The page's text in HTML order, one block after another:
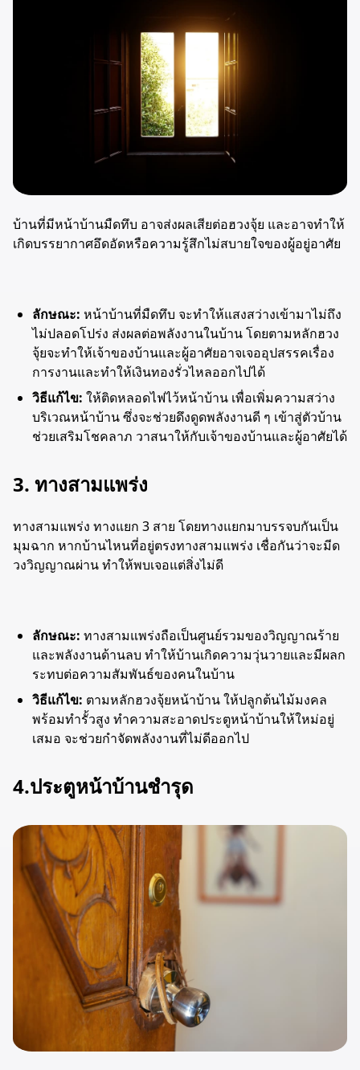
บ้านที่มีหน้าบ้านมืดทึบ อาจส่งผลเสียต่อฮวงจุ้ย และอาจทำให้
เกิดบรรยากาศอึดอัดหรือความรู้สึกไม่สบายใจของผู้อยู่อาศัย
ลักษณะ: หน้าบ้านที่มืดทึบ จะทำให้แสงสว่างเข้ามาไม่ถึง
ไม่ปลอดโปร่ง ส่งผลต่อพลังงานในบ้าน โดยตามหลักฮวง
จุ้ยจะทำให้เจ้าของบ้านและผู้อาศัยอาจเจออุปสรรคเรื่อง
การงานและทำให้เงินทองรั่วไหลออกไปได้
วิธีแก้ไข: ให้ติดหลอดไฟไว้หน้าบ้าน เพื่อเพิ่มความสว่าง
บริเวณหน้าบ้าน ซึ่งจะช่วยดึงดูดพลังงานดี ๆ เข้าสู่ตัวบ้าน
ช่วยเสริมโชคลาภ วาสนาให้กับเจ้าของบ้านและผู้อาศัยได้
3. ทางสามแพร่ง
ทางสามแพร่ง ทางแยก 3 สาย โดยทางแยกมาบรรจบกันเป็น
มุมฉาก หากบ้านไหนที่อยู่ตรงทางสามแพร่ง เชื่อกันว่าจะมีด
วงวิญญาณผ่าน ทำให้พบเจอแต่สิ่งไม่ดี
ลักษณะ: ทางสามแพร่งถือเป็นศูนย์รวมของวิญญาณร้าย
และพลังงานด้านลบ ทำให้บ้านเกิดความวุ่นวายและมีผลก
ระทบต่อความสัมพันธ์ของคนในบ้าน
วิธีแก้ไข: ตามหลักฮวงจุ้ยหน้าบ้าน ให้ปลูกต้นไม้มงคล
พร้อมทำรั้วสูง ทำความสะอาดประตูหน้าบ้านให้ใหม่อยู่
เสมอ จะช่วยกำจัดพลังงานที่ไม่ดีออกไป
4.ประตูหน้าบ้านชำรุด